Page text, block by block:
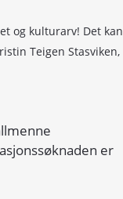
og kulturarv! Det kan
Teigen Stasviken,
er